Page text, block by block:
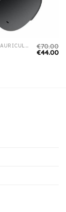
SKULLCANDY AURICULARES €70.00
€44.00